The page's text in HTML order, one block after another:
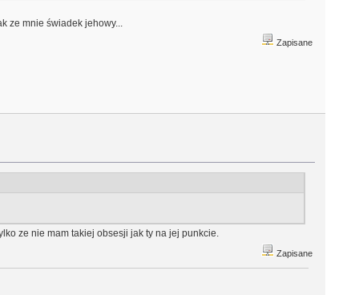
ze mnie świadek jehowy...
Zapisane
ze nie mam takiej obsesji jak ty na jej punkcie.
Zapisane